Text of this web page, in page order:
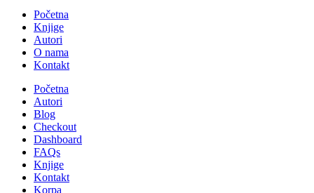
Početna
Knjige
Autori
O nama
Kontakt
Početna
Autori
Blog
Checkout
Dashboard
FAQs
Knjige
Kontakt
Korpa